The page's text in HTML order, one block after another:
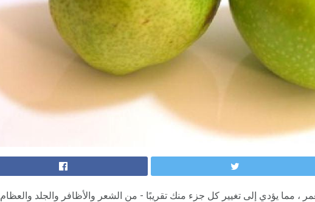
، مما يؤدي إلى تغيير كل جزء منك تقريبًا - من الشعر والأظافر والجلد والعظام